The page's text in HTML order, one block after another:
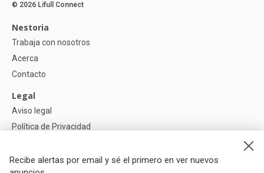
Recibe alertas por email y sé el primero en ver nuevos
© 2026 Lifull Connect
Nestoria
Trabaja con nosotros
Acerca
Contacto
Legal
Aviso legal
Política de Privacidad
Ayuda